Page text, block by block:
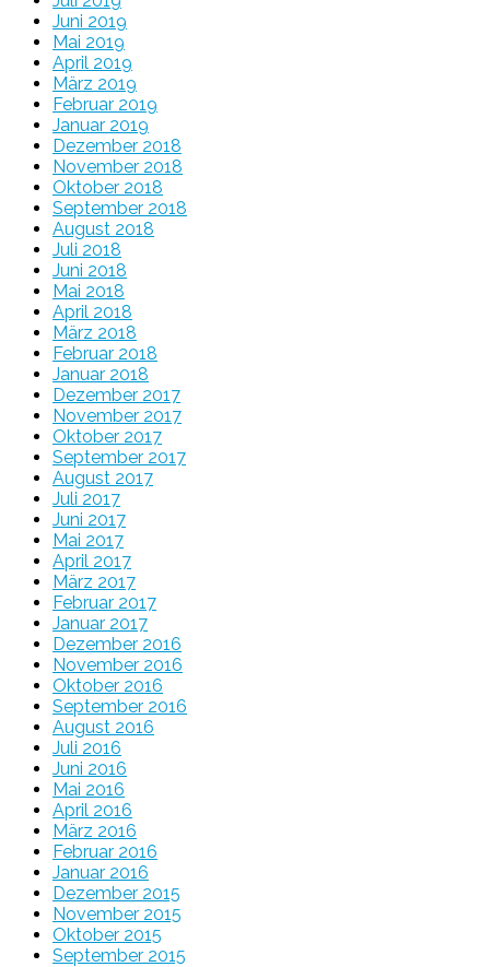
Juni 2019
Mai 2019
April 2019
März 2019
Februar 2019
Januar 2019
Dezember 2018
November 2018
Oktober 2018
September 2018
August 2018
Juli 2018
Juni 2018
Mai 2018
April 2018
März 2018
Februar 2018
Januar 2018
Dezember 2017
November 2017
Oktober 2017
September 2017
August 2017
Juli 2017
Juni 2017
Mai 2017
April 2017
März 2017
Februar 2017
Januar 2017
Dezember 2016
November 2016
Oktober 2016
September 2016
August 2016
Juli 2016
Juni 2016
Mai 2016
April 2016
März 2016
Februar 2016
Januar 2016
Dezember 2015
November 2015
Oktober 2015
September 2015